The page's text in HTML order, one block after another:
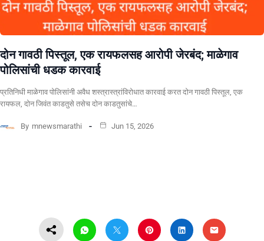
दोन गावठी पिस्तूल, एक रायफलसह आरोपी जेरबंद; माळेगाव
पोलिसांची धडक कारवाई
प्रतिनिधी माळेगाव पोलिसांनी अवैध शस्त्रास्त्रांविरोधात कारवाई करत दोन गावठी पिस्तूल, एक
रायफल, दोन जिवंत काडतुसे तसेच दोन काडतुसांचे…
By mnewsmarathi Jun 15, 2026